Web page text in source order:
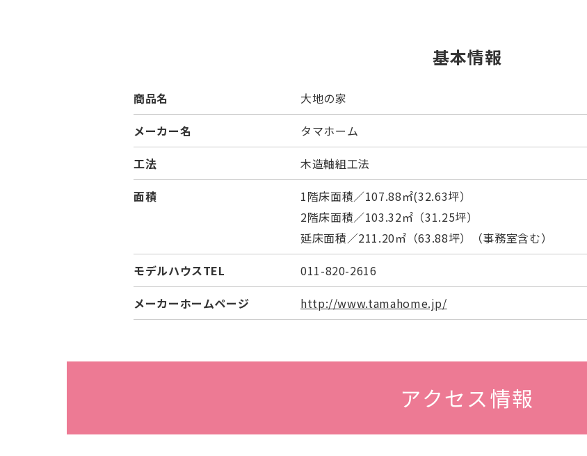
基本情報
商品名
大地の家
メーカー名
タマホーム
工法
木造軸組工法
面積
1階床面積／107.88㎡(32.63坪）
2階床面積／103.32㎡（31.25坪）
延床面積／211.20㎡（63.88坪）（事務室含む）
モデルハウスTEL
011-820-2616
メーカーホームページ
http://www.tamahome.jp/
アクセス情報